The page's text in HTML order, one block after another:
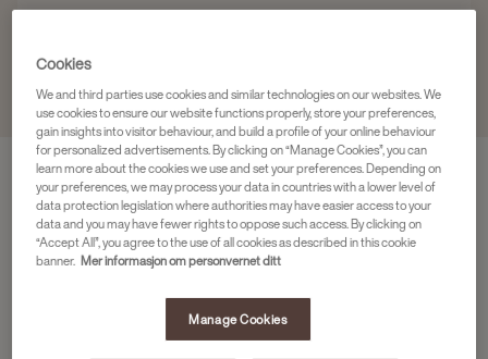
Cookies
We and third parties use cookies and similar technologies on our websites. We
use cookies to ensure our website functions properly, store your preferences,
gain insights into visitor behaviour, and build a profile of your online behaviour
for personalized advertisements. By clicking on “Manage Cookies”, you can
learn more about the cookies we use and set your preferences. Depending on
your preferences, we may process your data in countries with a lower level of
data protection legislation where authorities may have easier access to your
data and you may have fewer rights to oppose such access. By clicking on
“Accept All”, you agree to the use of all cookies as described in this cookie
banner. Mer informasjon om personvernet ditt
Manage Cookies